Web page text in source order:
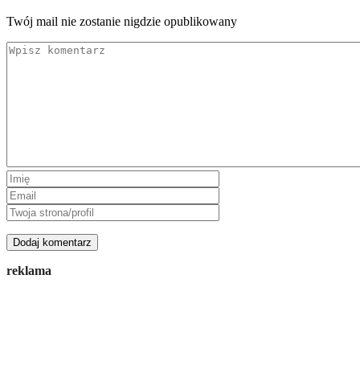
Twój mail nie zostanie nigdzie opublikowany
reklama